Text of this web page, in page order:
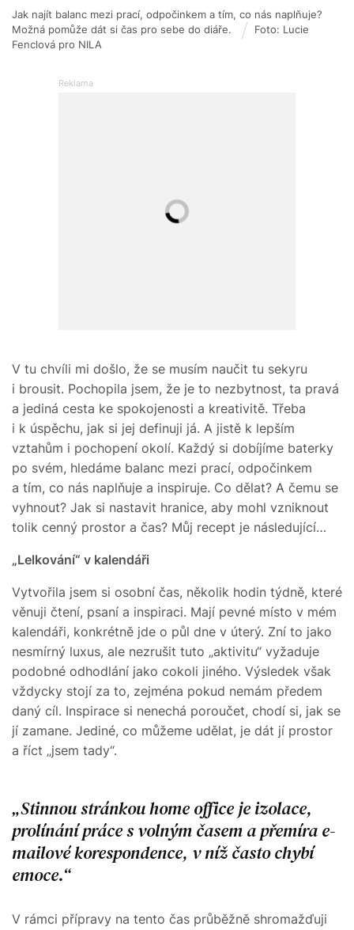
Jak najít balanc mezi prací, odpočinkem a tím, co nás naplňuje?
Možná pomůže dát si čas pro sebe do diáře.
Foto: Lucie
Fenclová pro NILA
V tu chvíli mi došlo, že se musím naučit tu sekyru
i brousit. Pochopila jsem, že je to nezbytnost, ta pravá
a jediná cesta ke spokojenosti a kreativitě. Třeba
i k úspěchu, jak si jej definuji já. A jistě k lepším
vztahům i pochopení okolí. Každý si dobíjíme baterky
po svém, hledáme balanc mezi prací, odpočinkem
a tím, co nás naplňuje a inspiruje. Co dělat? A čemu se
vyhnout? Jak si nastavit hranice, aby mohl vzniknout
tolik cenný prostor a čas? Můj recept je následující…
„Lelkování“ v kalendáři
Vytvořila jsem si osobní čas, několik hodin týdně, které
věnuji čtení, psaní a inspiraci. Mají pevné místo v mém
kalendáři, konkrétně jde o půl dne v úterý. Zní to jako
nesmírný luxus, ale nezrušit tuto „aktivitu“ vyžaduje
podobné odhodlání jako cokoli jiného. Výsledek však
vždycky stojí za to, zejména pokud nemám předem
daný cíl. Inspirace si nenechá poroučet, chodí si, jak se
jí zamane. Jediné, co můžeme udělat, je dát jí prostor
a říct „jsem tady“.
Stinnou stránkou home office je izolace,
prolínání práce s volným časem a přemíra e-
mailové korespondence, v níž často chybí
emoce.
V rámci přípravy na tento čas průběžně shromažďuji